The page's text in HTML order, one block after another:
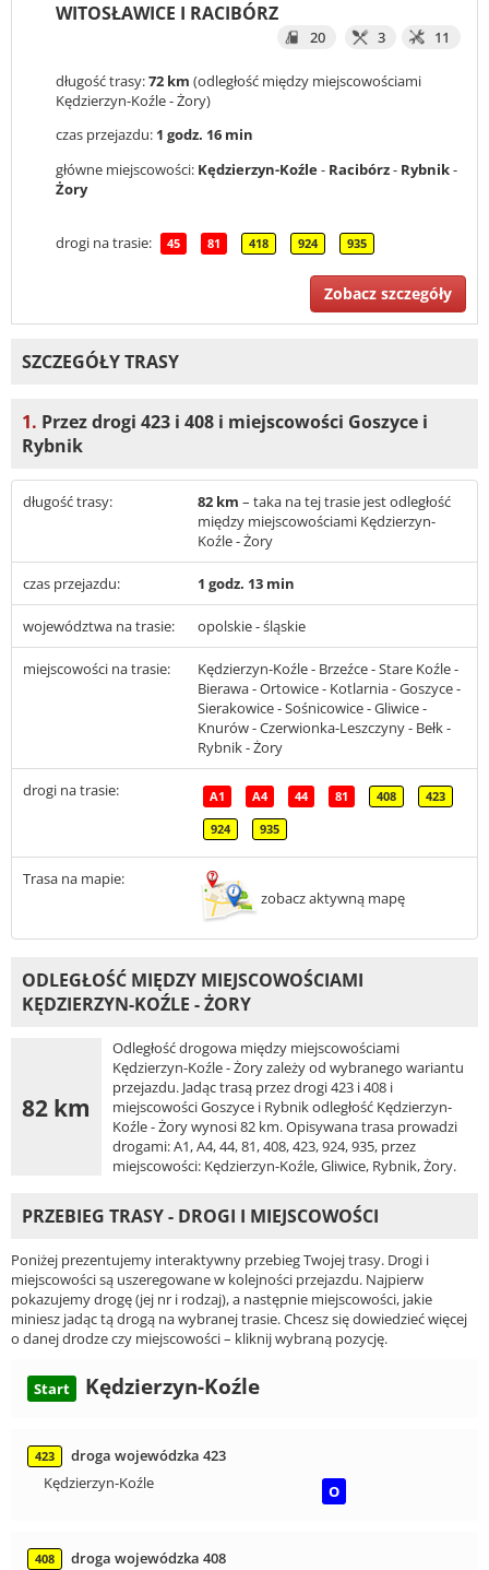
WITOSŁAWICE I RACIBÓRZ
20 3 11
długość trasy:72 km (odległość między miejscowościami
Kędzierzyn-Koźle - Żory)
czas przejazdu: 1 godz. 16 min
główne miejscowości: Kędzierzyn-Koźle- Racibórz- Rybnik-
Żory
drogi na trasie: 45 81 418 924 935
Zobacz szczegóły
SZCZEGÓŁY TRASY
1. Przez drogi 423 i 408 i miejscowości Goszyce i
Rybnik
długość trasy: 82 km – taka na tej trasie jest odległość
między miejscowościami Kędzierzyn-
Koźle - Żory
czas przejazdu: 1 godz. 13 min
województwa na trasie: opolskie - śląskie
miejscowości na trasie:
Kędzierzyn-Koźle - Brzeźce - Stare Koźle -
Bierawa - Ortowice - Kotlarnia - Goszyce -
Sierakowice - Sośnicowice - Gliwice -
Knurów - Czerwionka-Leszczyny - Bełk -
Rybnik - Żory
drogi na trasie: A1 A4 44 81 408 423
924 935
Trasa na mapie:
zobacz aktywną mapę
ODLEGŁOŚĆ MIĘDZY MIEJSCOWOŚCIAMI
KĘDZIERZYN-KOŹLE - ŻORY
82 km
Odległość drogowa między miejscowościami
Kędzierzyn-Koźle - Żory zależy od wybranego wariantu
przejazdu. Jadąc trasą przez drogi 423 i 408 i
miejscowości Goszyce i Rybnik odległość Kędzierzyn-
Koźle - Żory wynosi 82 km. Opisywana trasa prowadzi
drogami: A1, A4, 44, 81, 408, 423, 924, 935, przez
miejscowości: Kędzierzyn-Koźle, Gliwice, Rybnik, Żory.
PRZEBIEG TRASY - DROGI I MIEJSCOWOŚCI
Poniżej prezentujemy interaktywny przebieg Twojej trasy. Drogi i
miejscowości są uszeregowane w kolejności przejazdu. Najpierw
pokazujemy drogę (jej nr i rodzaj), a następnie miejscowości, jakie
miniesz jadąc tą drogą na wybranej trasie. Chcesz się dowiedzieć więcej
o danej drodze czy miejscowości – kliknij wybraną pozycję.
Start Kędzierzyn-Koźle
423
droga wojewódzka 423
Kędzierzyn-Koźle
O
408
droga wojewódzka 408